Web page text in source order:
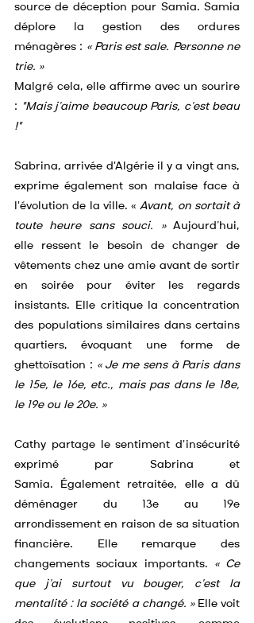
source de déception pour Samia. Samia
déplore la gestion des ordures
ménagères : « Paris est sale. Personne ne
trie. »
Malgré cela, elle affirme avec un sourire
: "Mais j’aime beaucoup Paris, c’est beau
!"
Sabrina, arrivée d'Algérie il y a vingt ans,
exprime également son malaise face à
l'évolution de la ville. « Avant, on sortait à
toute heure sans souci. » Aujourd’hui,
elle ressent le besoin de changer de
vêtements chez une amie avant de sortir
en soirée pour éviter les regards
insistants. Elle critique la concentration
des populations similaires dans certains
quartiers, évoquant une forme de
ghettoïsation : « Je me sens à Paris dans
le 15e, le 16e, etc., mais pas dans le 18e,
le 19e ou le 20e. »
Cathy partage le sentiment d'insécurité
exprimé par Sabrina et
Samia.
Également retraitée, elle a dû
déménager du 13e au 19e
arrondissement en raison de sa situation
financière. Elle remarque des
changements sociaux importants. « Ce
que j’ai surtout vu bouger, c’est la
mentalité : la société a changé. » Elle voit